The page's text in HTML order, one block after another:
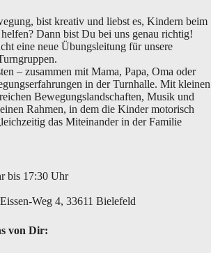
bist kreativ und liebst es, Kindern beim
Dann bist Du bei uns genau richtig!
eine neue Übungsleitung für unsere
– zusammen mit Mama, Papa, Oma oder
in der Turnhalle. Mit kleinen
Bewegungslandschaften, Musik und
Rahmen, in dem die Kinder motorisch
das Miteinander in der Familie
bis 17:30 Uhr
Weg 4, 33611 Bielefeld
von Dir: